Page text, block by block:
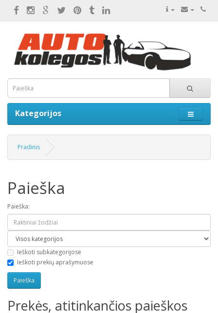
Kategorijos
Pradinis
Paieška
Paieška:
Ieškoti subkategorijose
Ieškoti prekių aprašymuose
Prekės, atitinkančios paieškos